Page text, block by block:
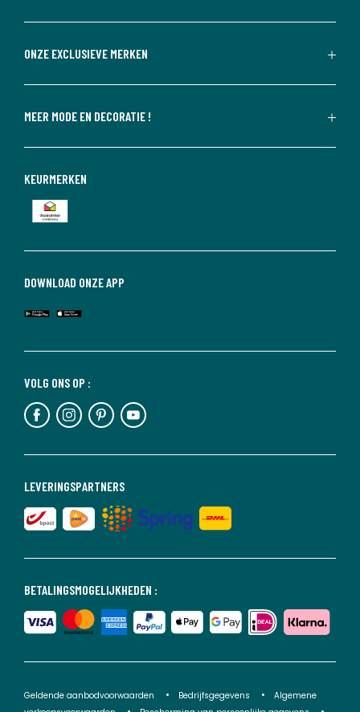
ONZE EXCLUSIEVE MERKEN
MEER MODE EN DECORATIE !
BETALINGSMOGELIJKHEDEN :
LEVERINGSPARTNERS
VOLG ONS OP :
DOWNLOAD ONZE APP
KEURMERKEN
Geldende aanbodvoorwaarden Bedrijfsgegevens
Algemene